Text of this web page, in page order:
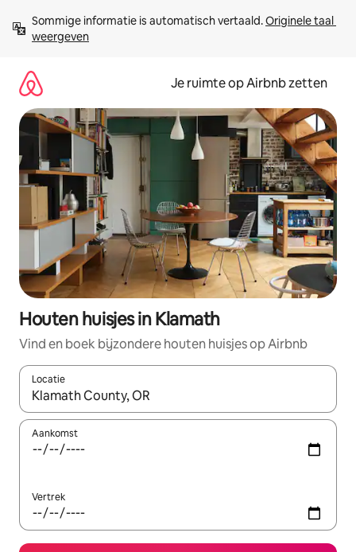
direct
naar
Sommige informatie is automatisch vertaald. Originele taal
weergeven
Je ruimte op Airbnb zetten
Houten huisjes in Klamath
Vind en boek bijzondere houten huisjes op Airbnb
Locatie
Wanneer er suggesties beschikbaar zijn, maak je een keuze
Aankomst
Vertrek